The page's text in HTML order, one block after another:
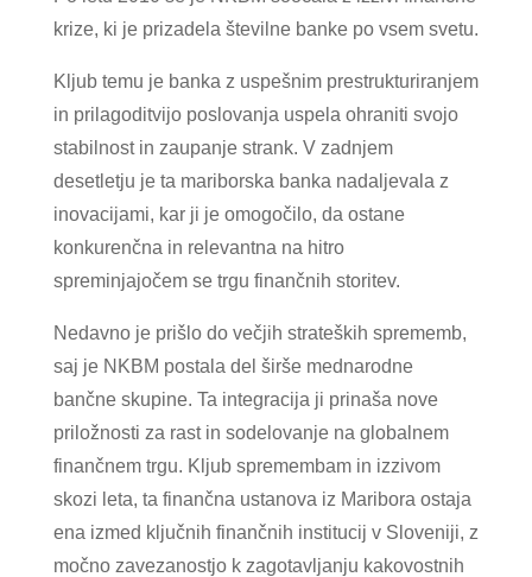
krize, ki je prizadela številne banke po vsem svetu.
Kljub temu je banka z uspešnim prestrukturiranjem
in prilagoditvijo poslovanja uspela ohraniti svojo
stabilnost in zaupanje strank. V zadnjem
desetletju je ta mariborska banka nadaljevala z
inovacijami, kar ji je omogočilo, da ostane
konkurenčna in relevantna na hitro
spreminjajočem se trgu finančnih storitev.
Nedavno je prišlo do večjih strateških sprememb,
saj je NKBM postala del širše mednarodne
bančne skupine. Ta integracija ji prinaša nove
priložnosti za rast in sodelovanje na globalnem
finančnem trgu. Kljub spremembam in izzivom
skozi leta, ta finančna ustanova iz Maribora ostaja
ena izmed ključnih finančnih institucij v Sloveniji, z
močno zavezanostjo k zagotavljanju kakovostnih